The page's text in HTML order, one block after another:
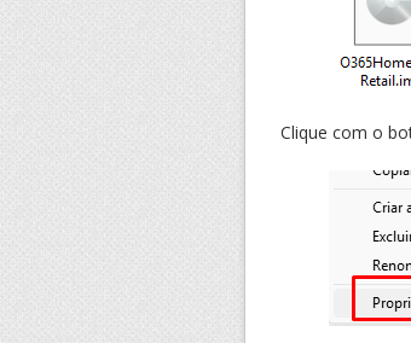
Clique com o